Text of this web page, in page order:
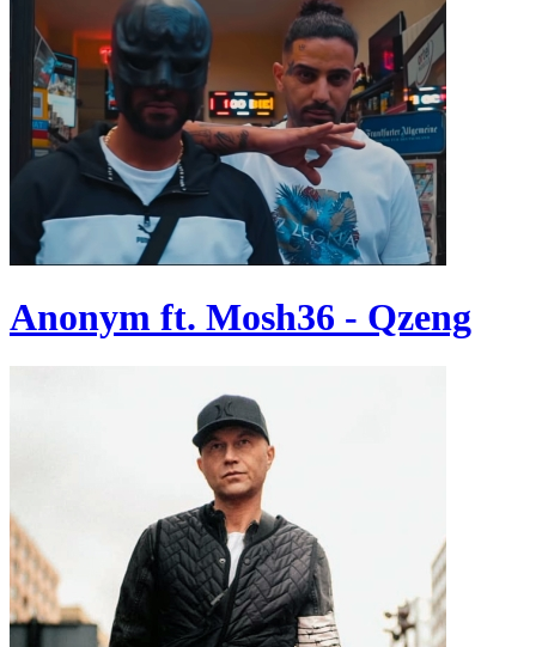
Anonym ft. Mosh36 - Qzeng